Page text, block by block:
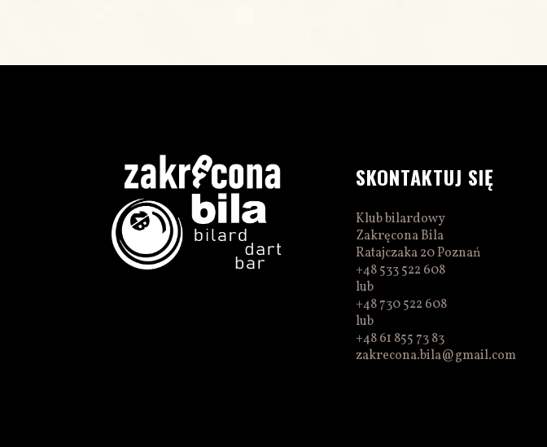
SKONTAKTUJ SIĘ
Klub bilardowy
Zakręcona Bila
Ratajczaka 20 Poznań
+48 533 522 608
lub
+48 730 522 608
lub
+48 61 855 73 83
zakrecona.bila@gmail.com